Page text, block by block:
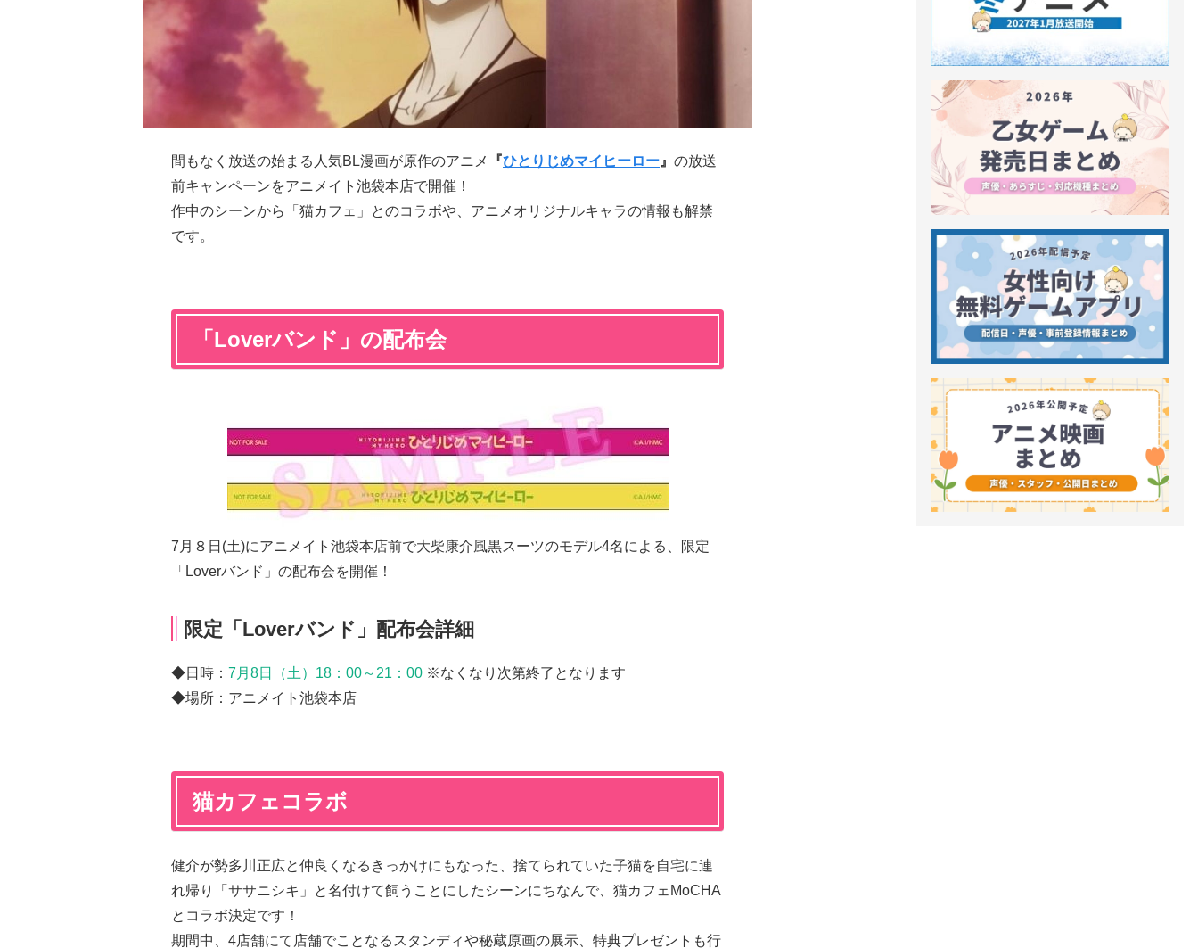
間もなく放送の始まる人気BL漫画が原作のアニメ 『ひとりじめマイヒーロー 』 の放送
前キャンペーンをアニメイト池袋本店で開催！
作中のシーンから「猫カフェ」とのコラボや、アニメオリジナルキャラの情報も解禁
です。
「Loverバンド」の配布会
7月８日(土)にアニメイト池袋本店前で大柴康介風黒スーツのモデル4名による、限定
「Loverバンド」の配布会を開催！
限定「Loverバンド」配布会詳細
◆日時： 7月8日（土）18：00～21：00 ※なくなり次第終了となります
◆場所：アニメイト池袋本店
猫カフェコラボ
健介が勢多川正広と仲良くなるきっかけにもなった、捨てられていた子猫を自宅に連
れ帰り「ササニシキ」と名付けて飼うことにしたシーンにちなんで、猫カフェMoCHA
とコラボ決定です！
期間中、4店舗にて店舗でことなるスタンディや秘蔵原画の展示、特典プレゼントも行